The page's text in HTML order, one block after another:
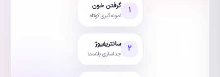
۱ گرفتن خون
نمونه‌گیری کوتاه
۲ سانتریفیوژ
جداسازی پلاسما